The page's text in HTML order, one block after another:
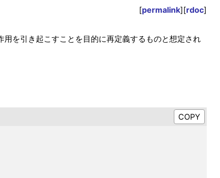
[permalink][rdoc]
を引き起こすことを目的に再定義するものと想定され